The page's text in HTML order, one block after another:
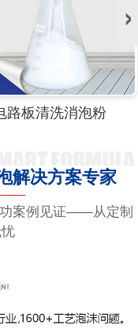
路板清洗消泡粉
解决方案专家
功案例见证——从定制